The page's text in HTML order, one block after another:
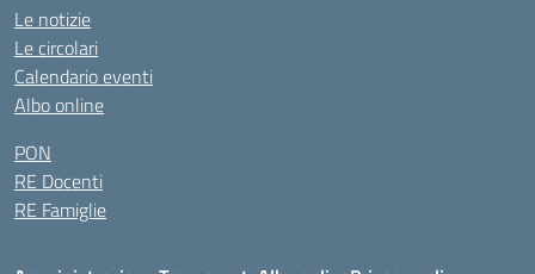
Le notizie
Le circolari
Calendario eventi
Albo online
PON
RE Docenti
RE Famiglie